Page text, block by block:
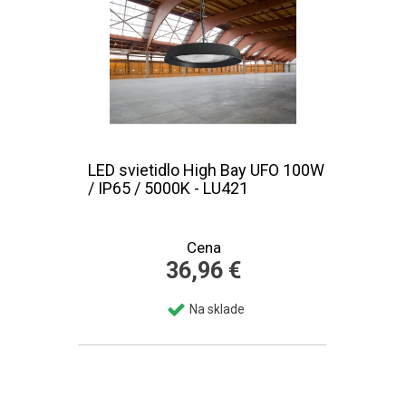
LED svietidlo High Bay UFO 100W
/ IP65 / 5000K - LU421
Cena
36,96 €
Na sklade